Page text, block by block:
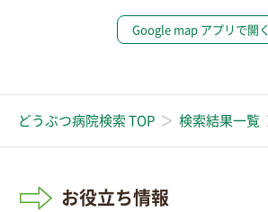
Google map アプリで開く
どうぶつ病院検索 TOP 検索結果一覧
お役立ち情報